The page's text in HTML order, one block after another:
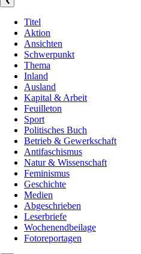
Titel
Aktion
Ansichten
Schwerpunkt
Thema
Inland
Ausland
Kapital & Arbeit
Feuilleton
Sport
Politisches Buch
Betrieb & Gewerkschaft
Antifaschismus
Natur & Wissenschaft
Feminismus
Geschichte
Medien
Abgeschrieben
Leserbriefe
Wochenendbeilage
Fotoreportagen